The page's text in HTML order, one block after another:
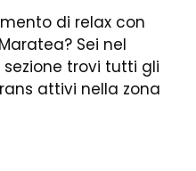
di relax con
Sei nel
trovi tutti gli
attivi nella zona